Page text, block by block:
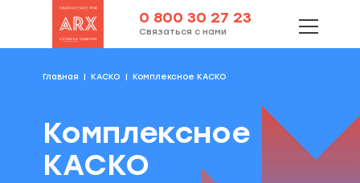
0 800 30 27 23
Связаться с нами
Главная КАСКО Комплексное КАСКО
Комплексное
КАСКО